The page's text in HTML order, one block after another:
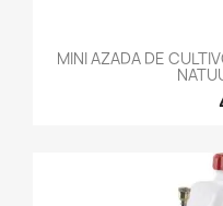
MINI AZADA DE